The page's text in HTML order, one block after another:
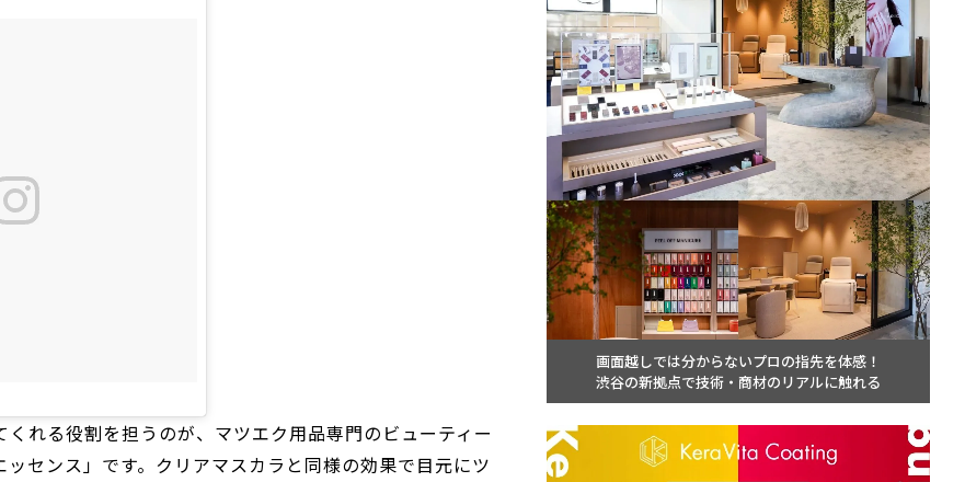
れる役割を担うのが、マツエク用品専門のビューティー
センス」です。クリアマスカラと同様の効果で目元にツ
画面越しでは分からないプロの指先を体感！
渋谷の新拠点で技術・商材のリアルに触れる